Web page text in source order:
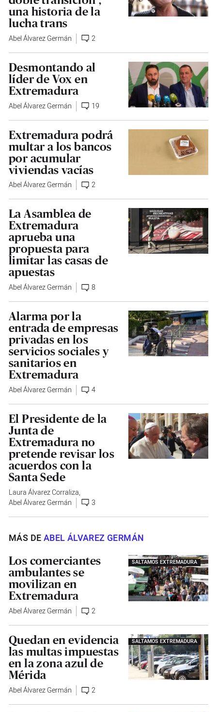
una historia de la
lucha trans
Abel Álvarez Germán 2
Desmontando al
líder de Vox en
Extremadura
Abel Álvarez Germán 19
Extremadura podrá
multar a los bancos
por acumular
viviendas vacías
Abel Álvarez Germán 2
La Asamblea de
Extremadura
aprueba una
propuesta para
limitar las casas de
apuestas
Abel Álvarez Germán 8
Alarma por la
entrada de empresas
privadas en los
servicios sociales y
sanitarios en
Extremadura
Abel Álvarez Germán 4
El Presidente de la
Junta de
Extremadura no
pretende revisar los
acuerdos con la
Santa Sede
Laura Álvarez Corraliza,
Abel Álvarez Germán
3
MÁS DEABEL ÁLVAREZ GERMÁN
SALTAMOS EXTREMADURA
Los comerciantes
ambulantes se
movilizan en
Extremadura
Abel Álvarez Germán 2
SALTAMOS EXTREMADURA
Quedan en evidencia
las multas impuestas
en la zona azul de
Mérida
Abel Álvarez Germán 2